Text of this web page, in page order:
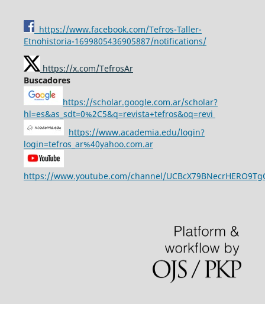
https://www.facebook.com/Tefros-Taller-
Etnohistoria-1699805436905887/notifications/
https://x.com/TefrosAr
Buscadores
https://scholar.google.com.ar/scholar?
hl=es&as_sdt=0%2C5&q=revista+tefros&oq=revi
https://www.academia.edu/login?
login=tefros_ar%40yahoo.com.ar
https://www.youtube.com/channel/